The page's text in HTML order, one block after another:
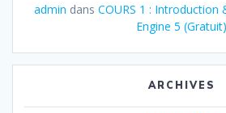
admin dans COURS 1 : Introduction
Engine 5 (Gratuit)
ARCHIVES